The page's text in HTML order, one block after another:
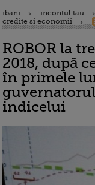
ibani
incontul tau
credite si economii
ROBOR la
2018, după
în primele
indicelui